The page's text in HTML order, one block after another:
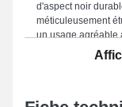
d'aspect noir
méticuleusement
un usage agréable
montre mesure
harmonieusement
connectée se